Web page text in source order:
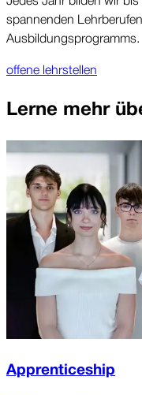
spannenden
Ausbildungsprogramms.
offene lehrstellen
Lerne mehr
Apprenticeship